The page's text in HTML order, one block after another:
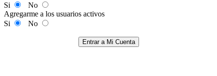
Si
No
Agregarme a los usuarios activos
Si
No
Entrar a Mi Cuenta